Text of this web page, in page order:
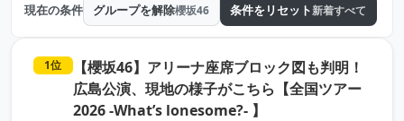
現在の条件 グループを解除櫻坂46 条件をリセット新着すべて
1位
【櫻坂46】アリーナ座席ブロック図も判明！
広島公演、現地の様子がこちら【全国ツアー
2026 -What’s lonesome?- 】